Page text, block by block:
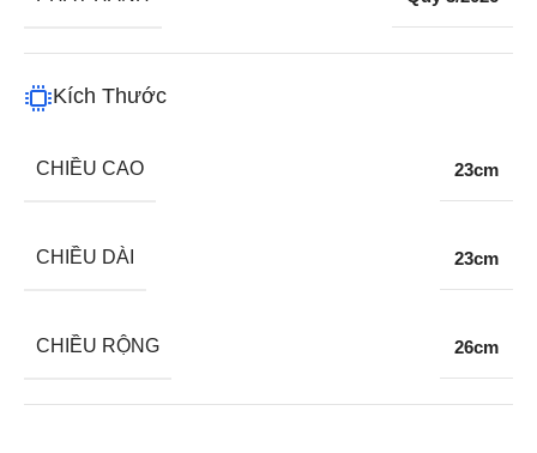
Kích Thước
CHIỀU CAO 23cm
CHIỀU DÀI 23cm
CHIỀU RỘNG 26cm